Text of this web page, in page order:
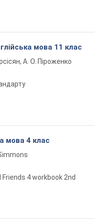
мова 11 клас
А. О. Піроженко
мова 4 клас
Friends 4 workbook 2nd